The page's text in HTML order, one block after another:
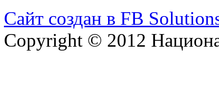
Сайт создан в FB
Copyright © 2012